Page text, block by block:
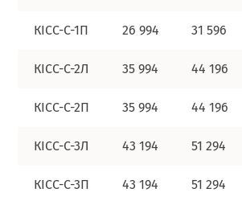
КІСС-С-1П 26 994 31 596
КІСС-С-2Л 35 994 44 196
КІСС-С-2П 35 994 44 196
КІСС-С-3Л 43 194 51 294
КІСС-С-3П 43 194 51 294